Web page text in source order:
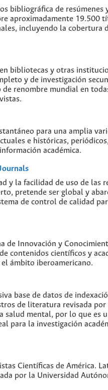
bibliográfica de
aproximadamente 19.500
incluyendo la cobertura
bibliotecas y otras
y de investigación
de renombre mundial en
para una amplia
e históricas,
académica.
y la facilidad de uso de las
pretende ser global y
de control de calidad
de Innovación y
contenidos científicos y
ámbito iberoamericano.
base de datos de
de literatura revisada por
salud mental, por lo que es
para la investigación
Científicas de América.
por la Universidad